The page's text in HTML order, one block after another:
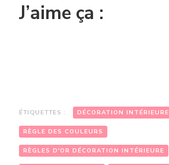
J’aime ça :
ÉTIQUETTES : DÉCORATION INTÉRIEURE
RÈGLE DES COULEURS
RÈGLES D'OR DÉCORATION INTÉRIEURE